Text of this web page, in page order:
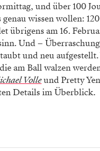
und über 100
genau wissen wollen:
übrigens am 16.
Und –
und neu
am Ball walzen
Volleund Pretty
Details im Überblick.